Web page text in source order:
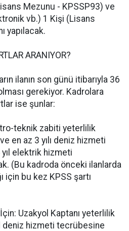
Mezunu - KPSSP93) ve
vb.) 1 Kişi (Lisans
yapılacak.
ARANIYOR?
ilanın son günü itibarıyla 36
gerekiyor. Kadrolara
ise şunlar:
teknik zabiti yeterlilik
en az 3 yılı deniz hizmeti
elektrik hizmeti
(Bu kadroda önceki ilanlarda
için bu kez KPSS şartı
Uzakyol Kaptanı yeterlilik
deniz hizmeti tecrübesine